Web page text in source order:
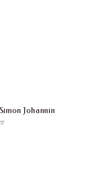
Johannin